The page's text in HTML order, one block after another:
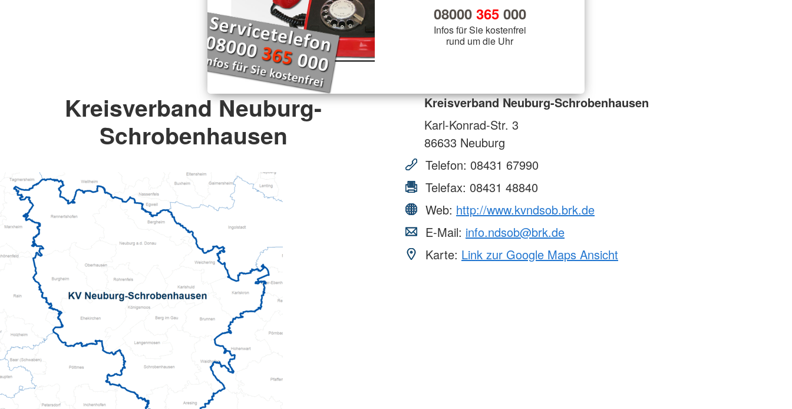
08000 365000
Infos für Sie kostenfrei
rund um die Uhr
Kreisverband Neuburg-
Schrobenhausen
Kreisverband Neuburg-Schrobenhausen
Karl-Konrad-Str. 3
86633 Neuburg
Telefon: 08431 67990
Telefax: 08431 48840
Web: http://www.kvndsob.brk.de
E-Mail: info.ndsob@brk.de
Karte: Link zur Google Maps Ansicht